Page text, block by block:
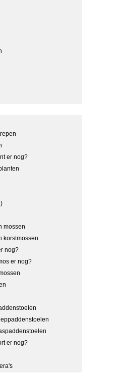
er nog?
mossen
korstmossen
nog?
er nog?
er nog?